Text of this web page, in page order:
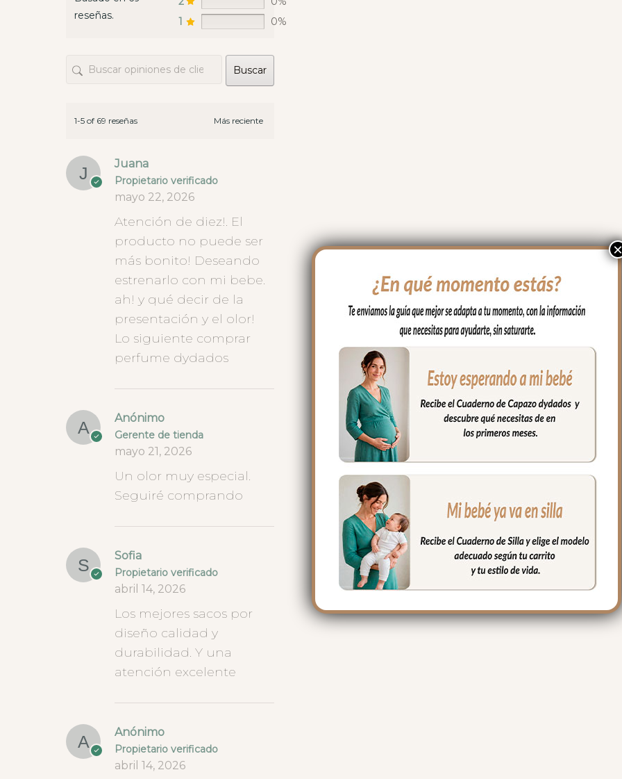
reseñas.
1
0%
Buscar
1-5 of 69 reseñas
Juana
Propietario verificado
mayo 22, 2026
Atención de diez!. El
producto no puede ser
más bonito! Deseando
estrenarlo con mi bebe.
ah! y qué decir de la
presentación y el olor!
Lo siguiente comprar
perfume dydados
Anónimo
Gerente de tienda
mayo 21, 2026
Un olor muy especial.
Seguiré comprando
Sofia
Propietario verificado
abril 14, 2026
Los mejores sacos por
diseño calidad y
durabilidad. Y una
atención excelente
Anónimo
Propietario verificado
abril 14, 2026
×